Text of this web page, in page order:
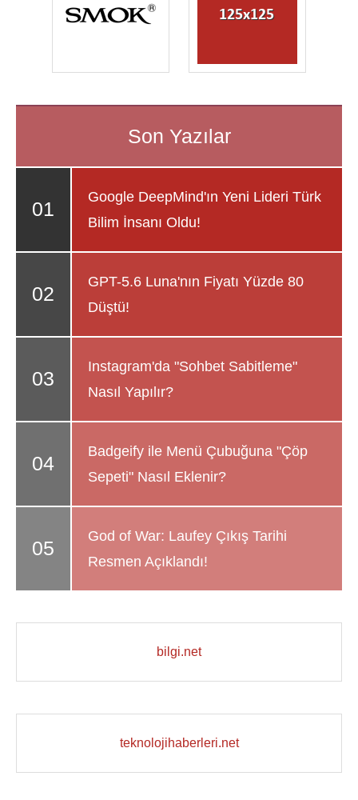
Google DeepMind'ın Yeni Lideri Türk
Bilim İnsanı Oldu!
GPT-5.6 Luna'nın Fiyatı Yüzde 80
Düştü!
Instagram'da "Sohbet Sabitleme"
Nasıl Yapılır?
Badgeify ile Menü Çubuğuna "Çöp
Sepeti" Nasıl Eklenir?
God of War: Laufey Çıkış Tarihi
Resmen Açıklandı!
bilgi.net
teknolojihaberleri.net